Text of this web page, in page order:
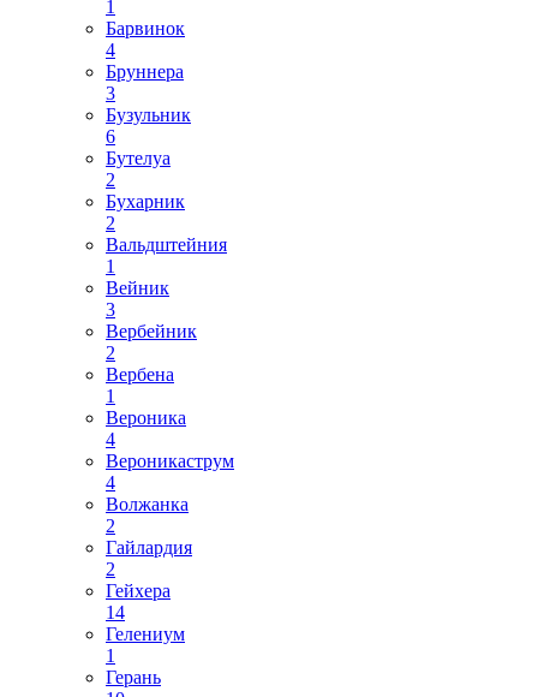
1
Барвинок
4
Бруннера
3
Бузульник
6
Бутелуа
2
Бухарник
2
Вальдштейния
1
Вейник
3
Вербейник
2
Вербена
1
Вероника
4
Вероникаструм
4
Волжанка
2
Гайлардия
2
Гейхера
14
Гелениум
1
Герань